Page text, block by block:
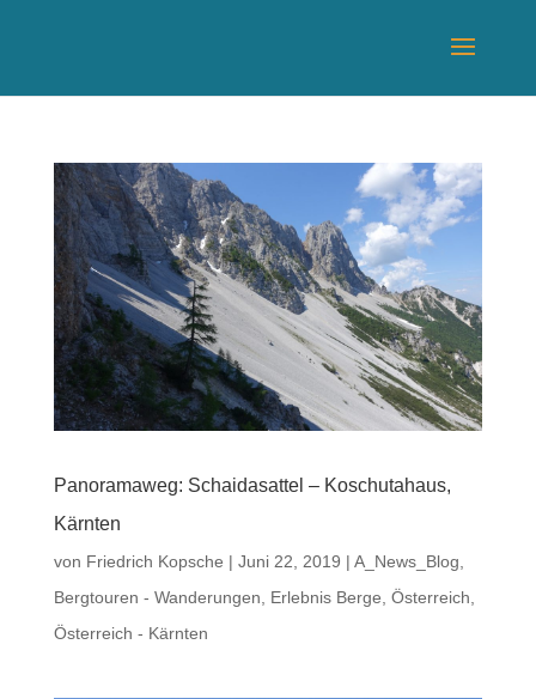
Panoramaweg: Schaidasattel – Koschutahaus,
Kärnten
von Friedrich Kopsche | Juni 22, 2019 | A_News_Blog
Bergtouren - Wanderungen
Erlebnis Berge Österreich
Österreich - Kärnten